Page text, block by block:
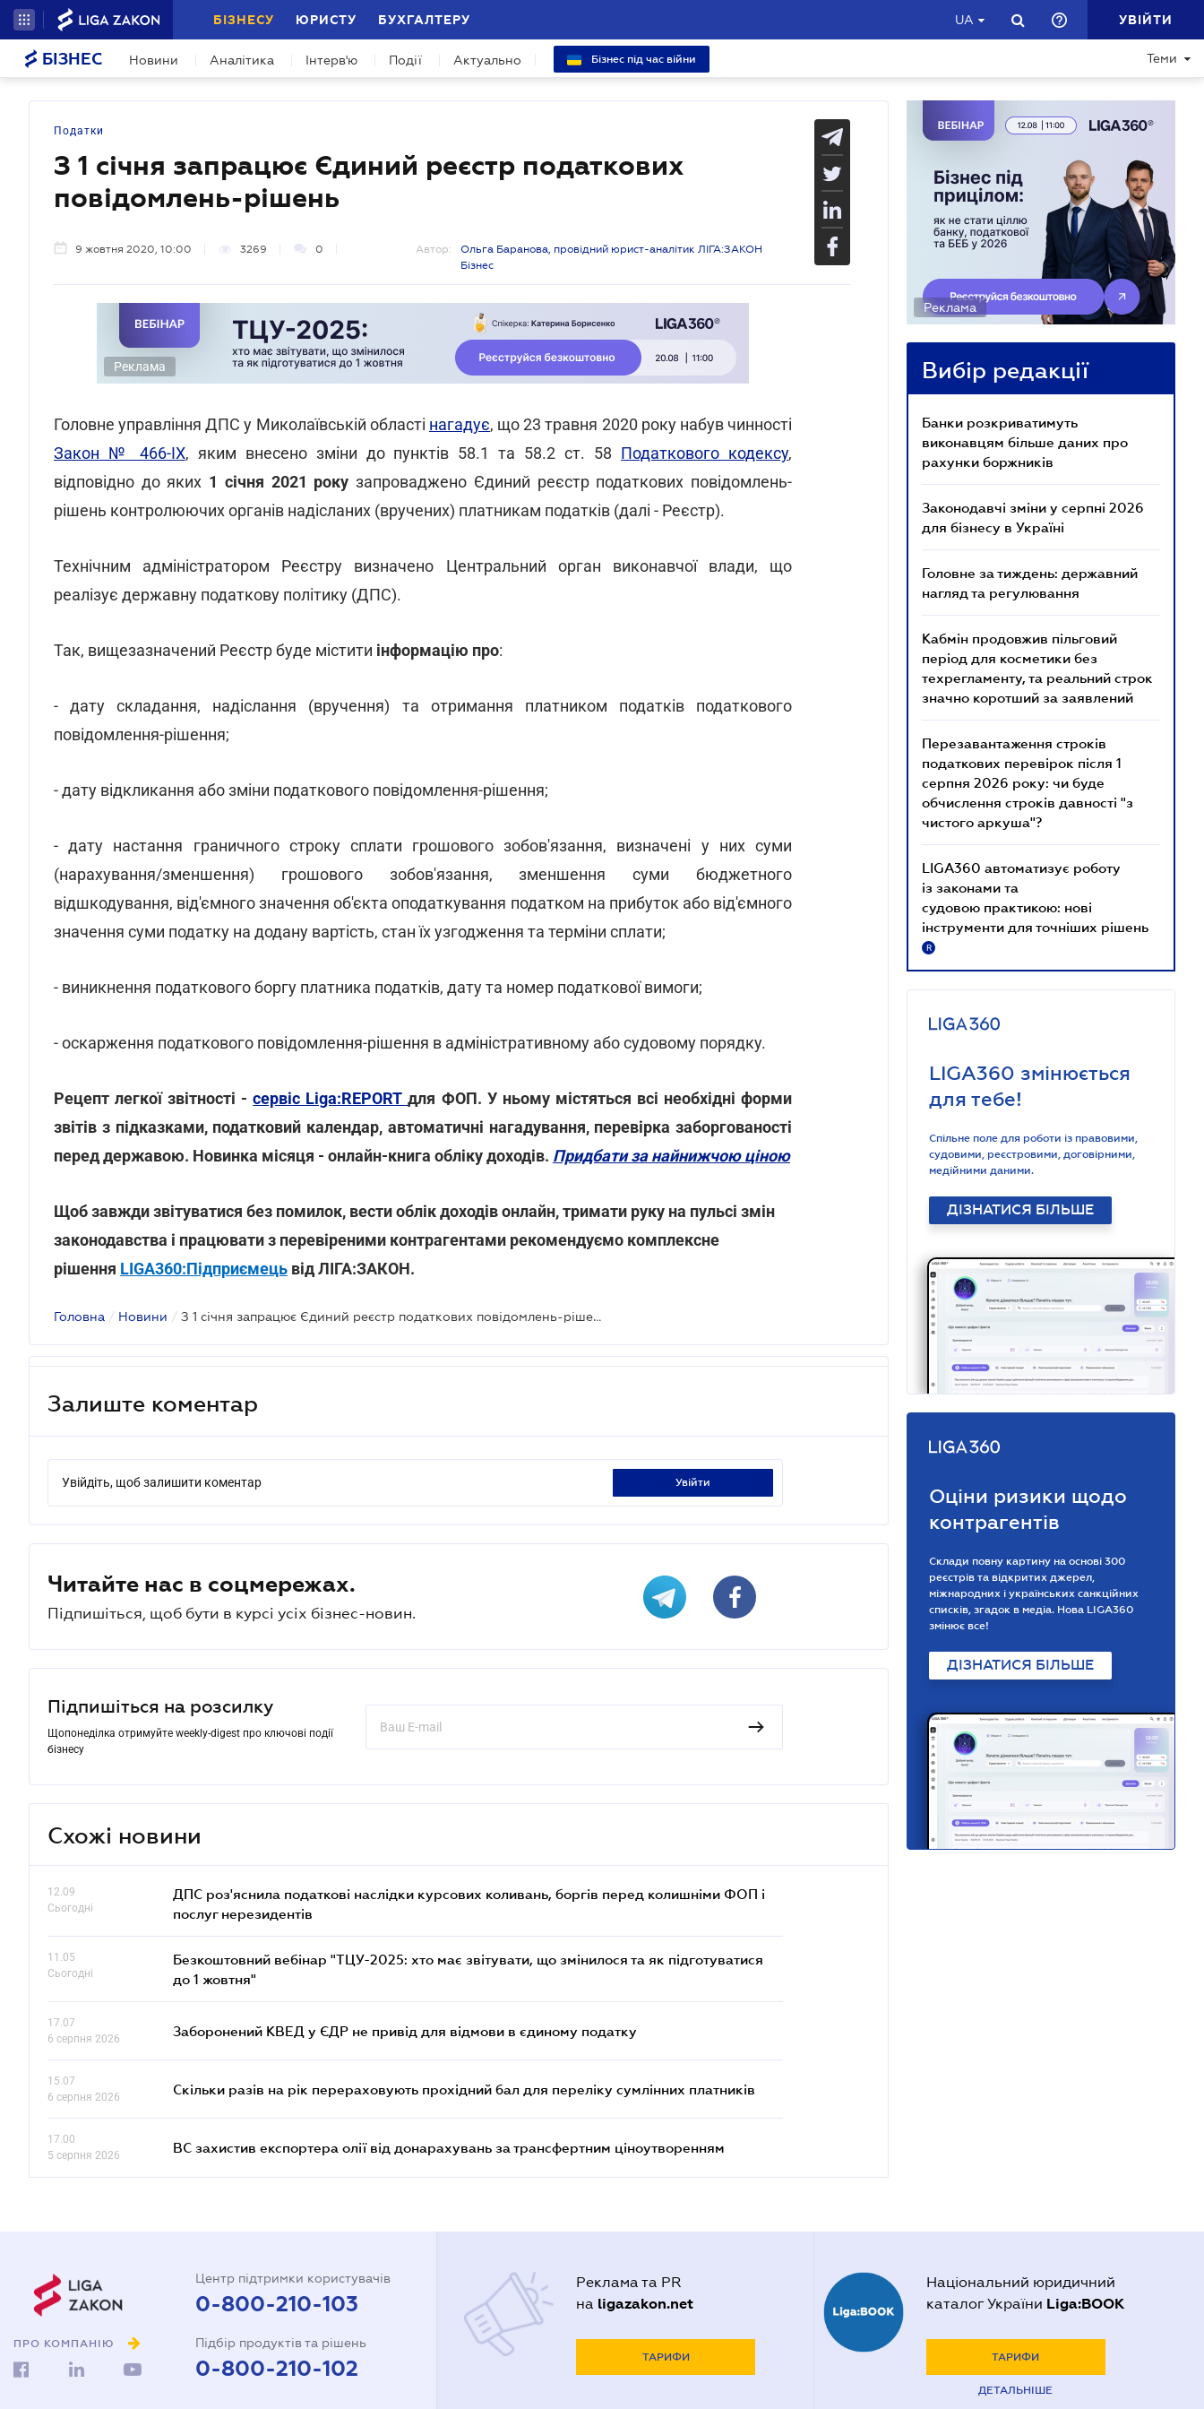
БІЗНЕСУ ЮРИСТУ БУХГАЛТЕРУ UA УВІЙТИ
БІЗНЕС Новини Аналітика Інтерв'ю Події Актуально Бізнес під час війни Теми
Податки
З 1 січня запрацює Єдиний реєстр податкових
повідомлень-рішень
9 жовтня 2020, 10:00 3269 0 Автор:
Ольга Баранова, провідний юрист-аналітик ЛІГА:ЗАКОН
Бізнес
Реклама
Головне управління ДПС у Миколаївській області нагадує, що 23 травня 2020 року набув чинності
Закон № 466-ІХ, яким внесено зміни до пунктів 58.1 та 58.2 ст. 58 Податкового кодексу,
відповідно до яких 1 січня 2021 рокузапроваджено Єдиний реєстр податкових повідомлень-
рішень контролюючих органів надісланих (вручених) платникам податків (далі - Реєстр).
Технічним адміністратором Реєстру визначено Центральний орган виконавчої влади, що
реалізує державну податкову політику (ДПС).
Так, вищезазначений Реєстр буде містити інформацію про:
- дату складання, надіслання (вручення) та отримання платником податків податкового
повідомлення-рішення;
- дату відкликання або зміни податкового повідомлення-рішення;
- дату настання граничного строку сплати грошового зобов'язання, визначені у них суми
(нарахування/зменшення) грошового зобов'язання, зменшення суми бюджетного
відшкодування, від'ємного значення об'єкта оподаткування податком на прибуток або від'ємного
значення суми податку на додану вартість, стан їх узгодження та терміни сплати;
- виникнення податкового боргу платника податків, дату та номер податкової вимоги;
- оскарження податкового повідомлення-рішення в адміністративному або судовому порядку.
Рецепт легкої звітності -сервіс Liga:REPORTдля ФОП. У ньому містяться всі необхідні форми
звітів з підказками, податковий календар, автоматичні нагадування, перевірка заборгованості
перед державою. Новинка місяця - онлайн-книга обліку доходів. Придбати за найнижчою ціною
Щоб завжди звітуватися без помилок, вести облік доходів онлайн, тримати руку на пульсі змін
законодавства і працювати з перевіреними контрагентами рекомендуємо комплексне
рішення LIGA360:Підприємець від ЛІГА:ЗАКОН.
Головна / Новини / З 1 січня запрацює Єдиний реєстр податкових повідомлень-рішень
Залиште коментар
Увійдіть, щоб залишити коментар увійти
Читайте нас в соцмережах.
Підпишіться, щоб бути в курсі усіх бізнес-новин.
Підпишіться на розсилку
Щопонеділка отримуйте weekly-digest про ключові події
бізнесу
Схожі новини
12.09
Сьогодні
ДПС роз'яснила податкові наслідки курсових коливань, боргів перед колишніми ФОП і
послуг нерезидентів
11.05
Сьогодні
Безкоштовний вебінар "ТЦУ-2025: хто має звітувати, що змінилося та як підготуватися
до 1 жовтня"
17.07
6 серпня 2026
Заборонений КВЕД у ЄДР не привід для відмови в єдиному податку
15.07
6 серпня 2026
Скільки разів на рік перераховують прохідний бал для переліку сумлінних платників
17.00
5 серпня 2026
ВС захистив експортера олії від донарахувань за трансфертним ціноутворенням
Реклама
Вибір редакції
Банки розкриватимуть
виконавцям більше даних про
рахунки боржників
Законодавчі зміни у серпні 2026
для бізнесу в Україні
Головне за тиждень: державний
нагляд та регулювання
Кабмін продовжив пільговий
період для косметики без
техрегламенту, та реальний строк
значно коротший за заявлений
Перезавантаження строків
податкових перевірок після 1
серпня 2026 року: чи буде
обчислення строків давності "з
чистого аркуша"?
LIGA360 автоматизує роботу
із законами та
судовою практикою: нові
інструменти для точніших рішень
R
LIGA360 змінюється
для тебе!
Спільне поле для роботи із правовими,
судовими, реєстровими, договірними,
медійними даними.
ДІЗНАТИСЯ БІЛЬШЕ
Оціни ризики щодо
контрагентів
Склади повну картину на основі 300
реєстрів та відкритих джерел,
міжнародних і українських санкційних
списків, згадок в медіа. Нова LIGA360
змінює все!
ДІЗНАТИСЯ БІЛЬШЕ
ПРО КОМПАНІЮ
Центр підтримки користувачів
0-800-210-103
Підбір продуктів та рішень
0-800-210-102
Реклама та PR
на ligazakon.net
ТАРИФИ
Національний юридичний
каталог України Liga:BOOK
ТАРИФИ
ДЕТАЛЬНІШЕ